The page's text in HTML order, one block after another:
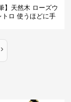
】天然木 ローズウ
トロ 使うほどに手
›